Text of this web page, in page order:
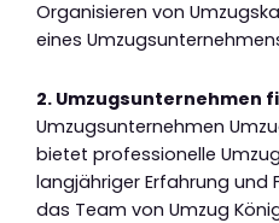
Organisieren von
eines
2. Umzugsunternehmen
Umzugsunternehmen
bietet professionelle
langjähriger Erfahrung und
das Team von Umzug